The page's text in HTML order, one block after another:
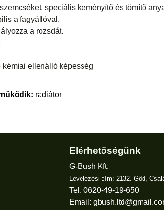
speciális keményítő és tömítő
a fagyállóval.
a rozsdát.
ellenálló képesség
radiátor
Elérhetőségünk
G-Bush Kft.
Levelezési cím: 2132. Göd,
Tel: 0620-49-19-650
Email: